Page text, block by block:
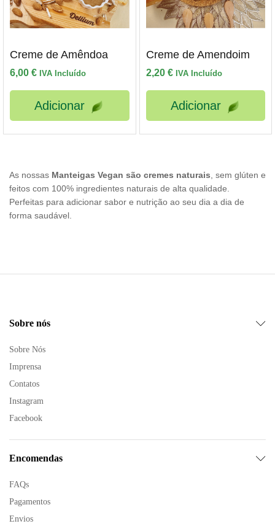
Creme de Amêndoa
6,00 € IVA Incluído
Adicionar
Creme de Amendoim
2,20 € IVA Incluído
Adicionar
As nossas Manteigas Vegan são cremes naturais, sem glúten e
feitos com 100% ingredientes naturais de alta qualidade.
Perfeitas para adicionar sabor e nutrição ao seu dia a dia de
forma saudável.
Sobre nós
Sobre Nós
Imprensa
Contatos
Instagram
Facebook
Encomendas
FAQs
Pagamentos
Envios